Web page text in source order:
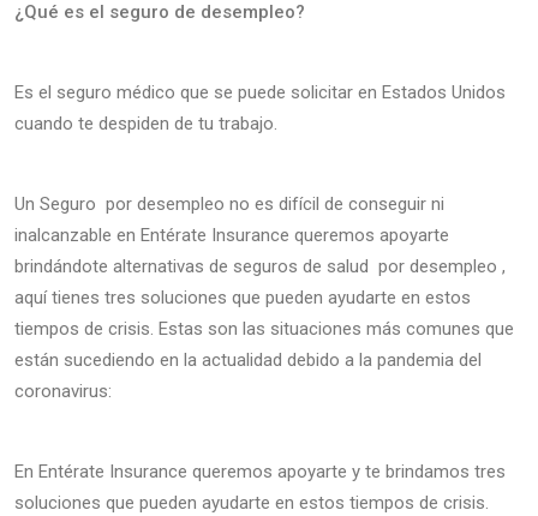
¿Qué es el seguro de desempleo­?
Es el seguro médico que se puede solicitar en Estados Unidos
cuando te despiden de tu trabajo.
Un Seguro por desempleo no es difícil de conseguir ni
inalcanzable en Entérate Insurance queremos apoyarte
brindándote alternativas de seguros de salud por desempleo ,
aquí tienes tres soluciones que pueden ayudarte en estos
tiempos de crisis. Estas son las situaciones más comunes que
están sucediendo en la actualidad debido a la pandemia del
coronavirus:
En Entérate Insurance queremos apoyarte y te brindamos tres
soluciones que pueden ayudarte en estos tiempos de crisis.